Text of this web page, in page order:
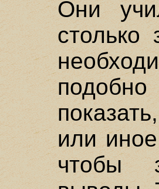
Они
столько
или
чтобы